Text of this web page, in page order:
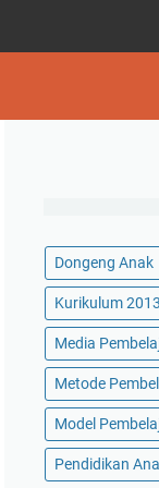
Dongeng Anak
Kurikulum 2013
Media
Metode
Model
Pendidikan